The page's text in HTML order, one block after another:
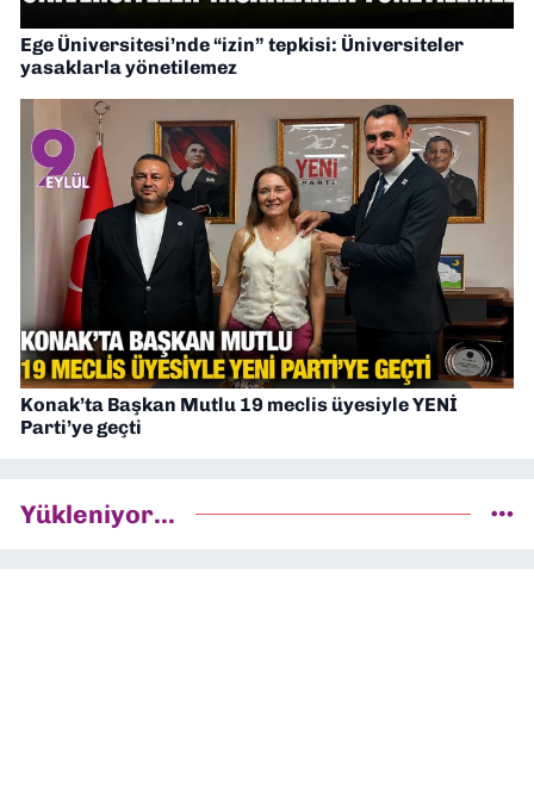
Ege Üniversitesi’nde “izin” tepkisi: Üniversiteler
yasaklarla yönetilemez
Konak’ta Başkan Mutlu 19 meclis üyesiyle YENİ
Parti’ye geçti
Yükleniyor...